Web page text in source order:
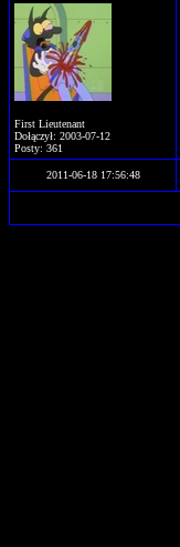
First Lieutenant
Dołączył: 2003-07-12
Posty: 361
2011-06-18 17:56:48